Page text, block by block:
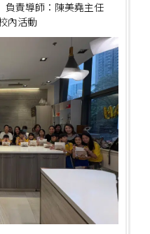
負責導師：陳美堯主任
內活動